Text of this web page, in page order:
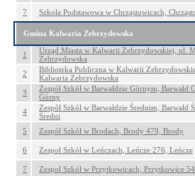
7 Szkoła Podstawowa w Chrząstowicach,
Gmina Kalwaria Zebrzydowska
1
Urząd Miasta w Kalwarii Zebrzydowskiej, ul.
Zebrzydowska
2
Biblioteka Publiczna w Kalwarii
Kalwaria Zebrzydowska
3
Zespół Szkół w Barwałdzie Górnym, Barwałd
Górny
4
Zespół Szkół w Barwałdzie Średnim, Barwałd
Średni
5
Zespół Szkół w Brodach, Brody 479, Brody
6 Zespoł Szkół w Leńczach, Leńcze 276, Leńcze
7 Zespoł Szkół w Przytkowicach, Przytkowice